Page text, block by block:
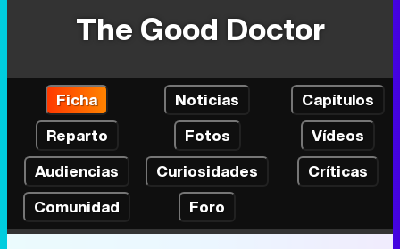
The Good Doctor
Ficha Noticias
Capítulos
Reparto
Fotos
Vídeos
Audiencias
Curiosidades
Críticas
Comunidad
Foro